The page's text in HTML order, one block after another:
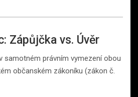
Zápůjčka vs. Úvěr
samotném právním vymezení obou
občanském zákoníku (zákon č.